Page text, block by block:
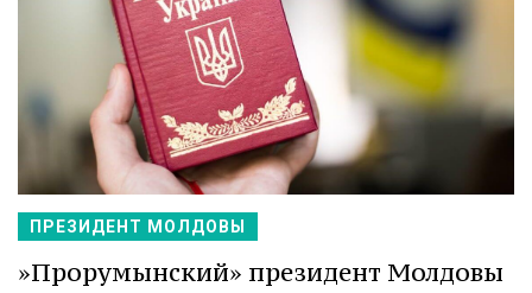
ПРЕЗИДЕНТ МОЛДОВЫ
»Прорумынский» президент Молдовы